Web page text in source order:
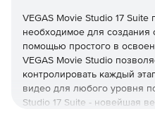
VEGAS Movie Studio 17 Suite
необходимое для
помощью простого в
VEGAS Movie Studio
контролировать каждый
видео для любого уровня
Studio 17 Suite - новейшая